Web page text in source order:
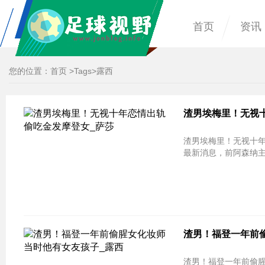
首页 资讯
您的位置： 首页 >Tags>露西
渣男埃梅里！无视
渣男埃梅里！无视十
最新消息，前阿森纳
渣男！福登一年前
渣男！福登一年前偷